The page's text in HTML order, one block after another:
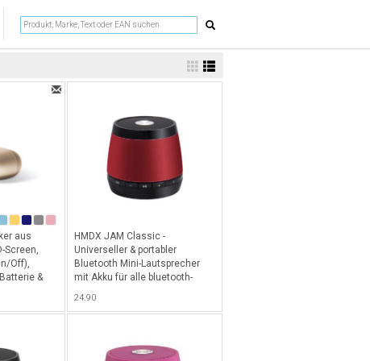
aus
Screen,
Off),
&
HMDX JAM Classic -
Universeller & portabler
Bluetooth Mini-Lautsprecher
mit Akku für alle bluetooth-
24.90